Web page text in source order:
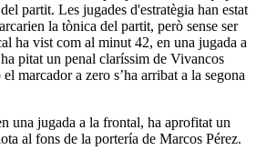
partit. Les jugades d'estratègia han estat
la tònica del partit, però sense ser
ha vist com al minut 42, en una jugada a
pitat un penal claríssim de Vivancos
marcador a zero s’ha arribat a la segona
una jugada a la frontal, ha aprofitat un
al fons de la portería de Marcos Pérez.